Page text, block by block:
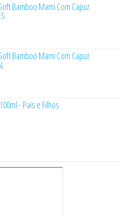
Bamboo Mami Com Capuz
Bamboo Mami Com Capuz
- Pais e Filhos